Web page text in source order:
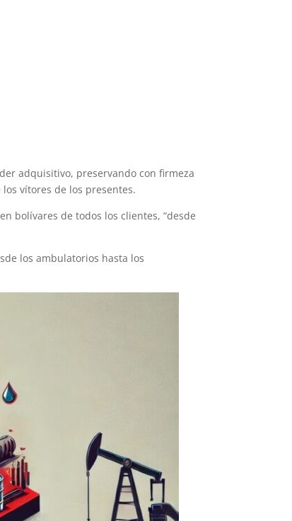
adquisitivo, preservando con firmeza
vítores de los presentes.
bolívares de todos los clientes, “desde
los ambulatorios hasta los